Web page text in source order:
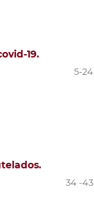
19.
5-24
34 -43